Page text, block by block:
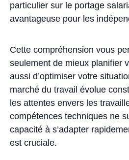
particulier sur le portage
avantageuse pour les
Cette compréhension vous
seulement de mieux planifier
aussi d’optimiser votre
marché du travail évolue
les attentes envers les
compétences techniques ne
capacité à s’adapter
est cruciale.